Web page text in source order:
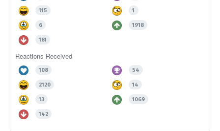
115 1
6 1918
161
Reactions Received
108 54
2120 14
13 1069
142